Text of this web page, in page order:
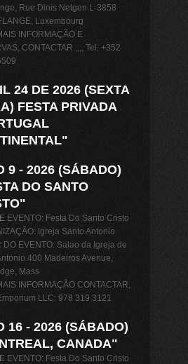
Rue Dinis Netgen L-3858
Luxembourg
INFORMAÇÃO E
CONTACTAR ,,,, Tel: +352
24 DE 2026 (SEXTA
FESTA PRIVADA
9 - 2026 (SÁBADO)
DO SANTO
EVENTO: Festa Do Santo Cristo
Igreja Santo Antonio
DO EVENTO: Salao da Igreja de
400 Madeiros Avenue,
Mass
INFORMAÇÃO CONTACTAR,
LLC: 978 319 3121
16 - 2026 (SÁBADO)
CANADA"
EVENTO: Festa Do Santo Cristo